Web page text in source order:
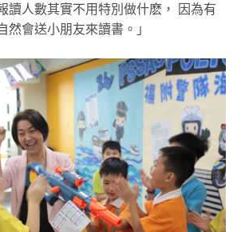
讀人數其實不用特別做什麽， 因為有
然會送小朋友來讀書。」